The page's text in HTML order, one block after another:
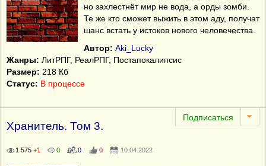
но захлестнёт мир не вода, а орды зомби.
Те же кто сможет выжить в этом аду, получат
шанс встать у истоков нового человечества.
Автор: Aki_Lucky
Жанры: ЛитРПГ, РеалРПГ, Постапокалипсис
Размер: 218 Кб
Статус: В процессе
Хранитель. Том 3.
1 575 +1 0 0 0 10.04.2022